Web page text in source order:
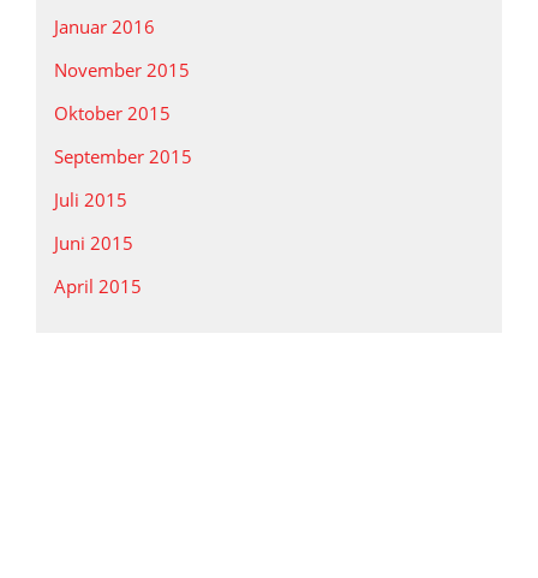
Januar 2016
November 2015
Oktober 2015
September 2015
Juli 2015
Juni 2015
April 2015